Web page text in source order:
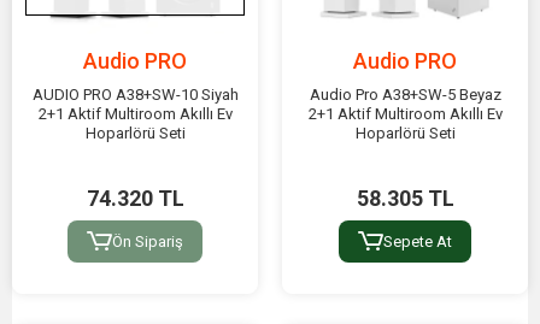
Audio PRO
AUDIO PRO A38+SW-10 Siyah
2+1 Aktif Multiroom Akıllı Ev
Hoparlörü Seti
74.320 TL
Ön Sipariş
Audio PRO
Audio Pro A38+SW-5 Beyaz
2+1 Aktif Multiroom Akıllı Ev
Hoparlörü Seti
58.305 TL
Sepete At